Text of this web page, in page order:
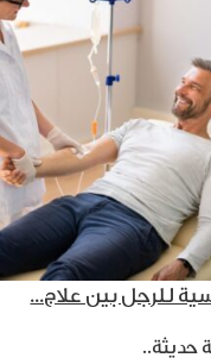
للرجل بين علاج...
حديثة..